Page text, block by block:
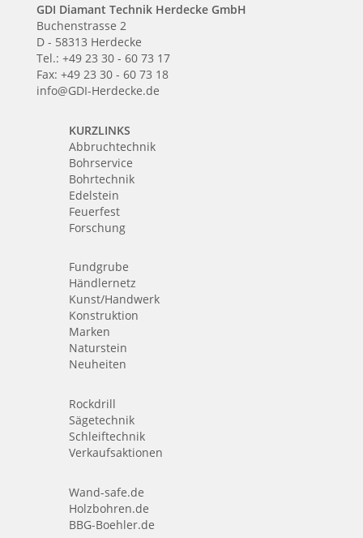
GDI Diamant Technik Herdecke GmbH
Buchenstrasse 2
D - 58313 Herdecke
Tel.: +49 23 30 - 60 73 17
Fax: +49 23 30 - 60 73 18
info@GDI-Herdecke.de
KURZLINKS
Abbruchtechnik
Bohrservice
Bohrtechnik
Edelstein
Feuerfest
Forschung
Fundgrube
Händlernetz
Kunst/Handwerk
Konstruktion
Marken
Naturstein
Neuheiten
Rockdrill
Sägetechnik
Schleiftechnik
Verkaufsaktionen
Wand-safe.de
Holzbohren.de
BBG-Boehler.de